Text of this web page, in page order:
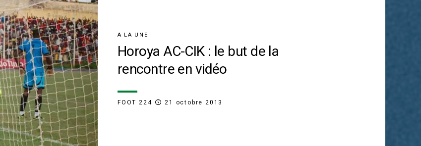
A LA UNE
Horoya AC-CIK : le but de la
rencontre en vidéo
FOOT 224 21 octobre 2013